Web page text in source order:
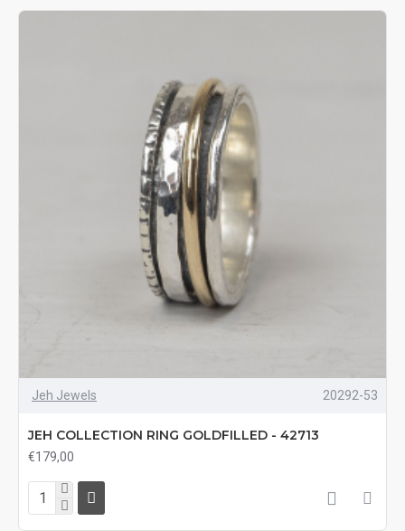
Jeh Jewels 20292-53
JEH COLLECTION RING GOLDFILLED - 42713
€179,00